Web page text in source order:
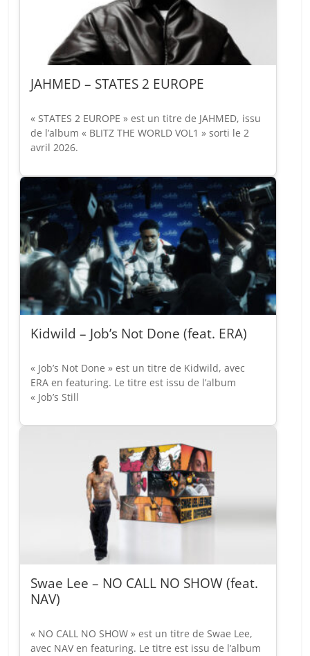
JAHMED – STATES 2 EUROPE
« STATES 2 EUROPE » est un titre de JAHMED, issu
de l’album « BLITZ THE WORLD VOL1 » sorti le 2
avril 2026.
Kidwild – Job’s Not Done (feat. ERA)
« Job’s Not Done » est un titre de Kidwild, avec
ERA en featuring. Le titre est issu de l’album
« Job’s Still
Swae Lee – NO CALL NO SHOW (feat.
NAV)
« NO CALL NO SHOW » est un titre de Swae Lee,
avec NAV en featuring. Le titre est issu de l’album